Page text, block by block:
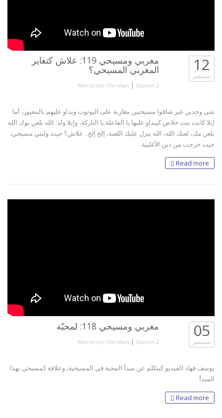
مغربي ومسيحي 119: علاش كتعاير
المغربي المسيحي؟
Moroccan Christian | Season 2
12
سبتمبر
شي وحدين غير شافوا مسيحيين مغاربة على اليوتوب وبداو عليهم بالمعيور، أما
إيلا كانت بنت خلاص كيبداو عليها يا الفاعلة يا التاركة، وإيلا ولد: الله يلعن بوك الله
يلعن مك، لعنك الله، الله ينزل عليك اللعنة، إلخ إلخ.. علاش؟ حيث وليتي مسيحي،
حيت خرجت من دين الأغلبية.
Read more
مغربي ومسيحي 118: لمحبّة
Moroccan Christian | Season 2
05
سبتمبر
يوسف فهاد الفيديو كيتكلم عن مبدأ المحبة في المسيحية، وعلاقة كمسيحي بهذا
المبدأ
Read more